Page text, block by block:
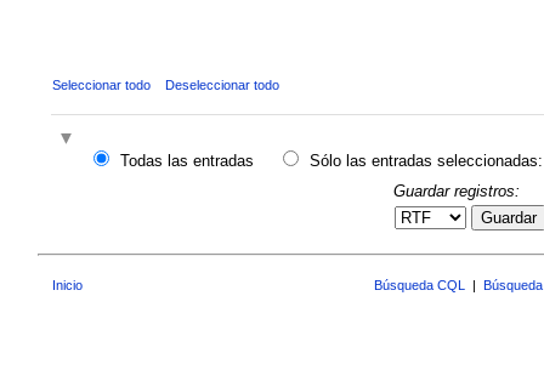
Seleccionar todo Deseleccionar todo
Todas las entradas
Sólo las entradas seleccionadas:
Guardar registros:
Guardar
Inicio Búsqueda CQL